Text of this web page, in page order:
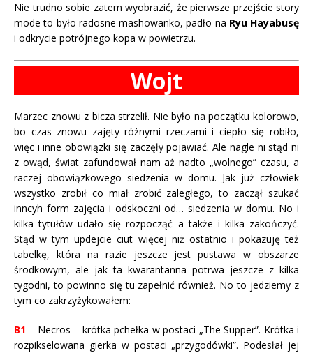
Nie trudno sobie zatem wyobrazić, że pierwsze przejście story
mode to było radosne mashowanko, padło na Ryu Hayabusę
i odkrycie potrójnego kopa w powietrzu.
Wojt
Marzec znowu z bicza strzelił. Nie było na początku kolorowo,
bo czas znowu zajęty różnymi rzeczami i ciepło się robiło,
więc i inne obowiązki się zaczęły pojawiać. Ale nagle ni stąd ni
z owąd, świat zafundował nam aż nadto „wolnego” czasu, a
raczej obowiązkowego siedzenia w domu. Jak już człowiek
wszystko zrobił co miał zrobić zaległego, to zaczął szukać
inncyh form zajęcia i odskoczni od… siedzenia w domu. No i
kilka tytułów udało się rozpocząć a także i kilka zakończyć.
Stąd w tym updejcie ciut więcej niż ostatnio i pokazuję też
tabelkę, która na razie jeszcze jest pustawa w obszarze
środkowym, ale jak ta kwarantanna potrwa jeszcze z kilka
tygodni, to powinno się tu zapełnić również. No to jedziemy z
tym co zakrzyżykowałem:
B1 – Necros – krótka pchełka w postaci „The Supper”. Krótka i
rozpikselowana gierka w postaci „przygodówki”. Podesłał jej